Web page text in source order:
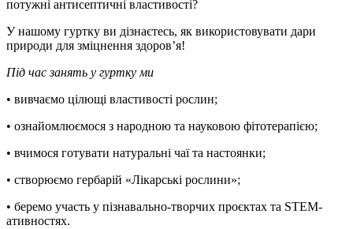
потужні антисептичні властивості?
У нашому гуртку ви дізнаєтесь, як використовувати дари
природи для зміцнення здоров’я!
Під час занять у гуртку ми
• вивчаємо цілющі властивості рослин;
• ознайомлюємося з народною та науковою фітотерапією;
• вчимося готувати натуральні чаї та настоянки;
• створюємо гербарій «Лікарські рослини»;
• беремо участь у пізнавально-творчих проєктах та STEM-
ативностях.